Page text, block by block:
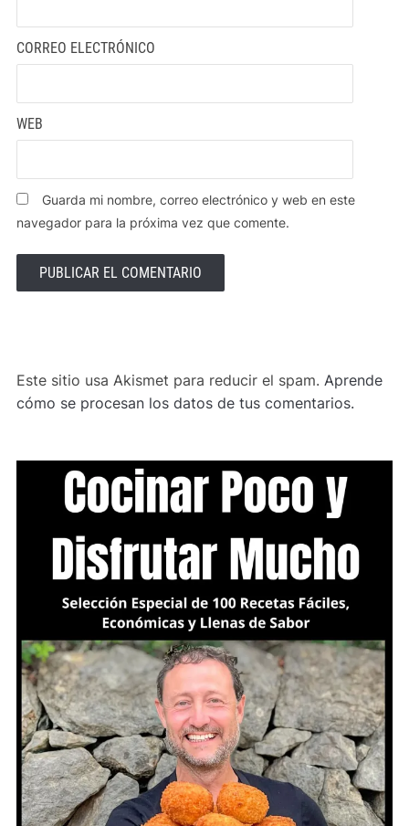
CORREO ELECTRÓNICO
WEB
Guarda mi nombre, correo electrónico y web en este
navegador para la próxima vez que comente.
Este sitio usa Akismet para reducir el spam. Aprende
cómo se procesan los datos de tus comentarios.